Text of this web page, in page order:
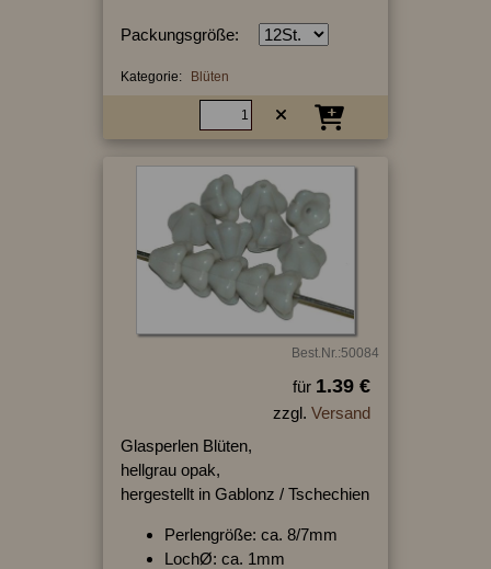
Packungsgröße:
Kategorie: Blüten
Best.Nr.:50084
für 1.39 €
zzgl. Versand
Glasperlen Blüten,
hellgrau opak,
hergestellt in Gablonz / Tschechien
Perlengröße: ca. 8/7mm
LochØ: ca. 1mm